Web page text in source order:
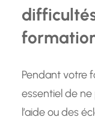
Pendant votre
essentiel de
l’aide ou des